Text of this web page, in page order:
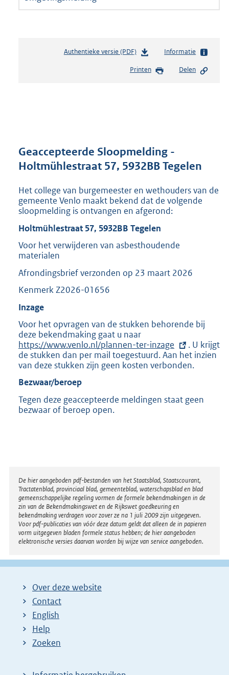
Authentieke versie (PDF)b
s
r
o
t
e
:
0
7
Informatie
Printen Delen
Geaccepteerde Sloopmelding -
Holtmühlestraat 57, 5932BB Tegelen
Het college van burgemeester en wethouders van de
gemeente Venlo maakt bekend dat de volgende
sloopmelding is ontvangen en afgerond:
Holtmühlestraat 57, 5932BB Tegelen
Voor het verwijderen van asbesthoudende
materialen
Afrondingsbrief verzonden op 23 maart 2026
Kenmerk Z2026-01656
Inzage
Voor het opvragen van de stukken behorende bij
deze bekendmaking gaat u naar
x
t
e
e
l
https://www.venlo.nl/plannen-ter-inzage
. U krijgt
de stukken dan per mail toegestuurd. Aan het inzien
van deze stukken zijn geen kosten verbonden.
Bezwaar/beroep
Tegen deze geaccepteerde meldingen staat geen
bezwaar of beroep open.
Disclaimer
De hier aangeboden pdf-bestanden van het Staatsblad, Staatscourant,
Tractatenblad, provinciaal blad, gemeenteblad, waterschapsblad en blad
gemeenschappelijke regeling vormen de formele bekendmakingen in de
zin van de Bekendmakingswet en de Rijkswet goedkeuring en
bekendmaking verdragen voor zover ze na 1 juli 2009 zijn uitgegeven.
Voor pdf-publicaties van vóór deze datum geldt dat alleen de in papieren
vorm uitgegeven bladen formele status hebben; de hier aangeboden
elektronische versies daarvan worden bij wijze van service aangeboden.
Over deze website
Contact
English
Help
Zoeken